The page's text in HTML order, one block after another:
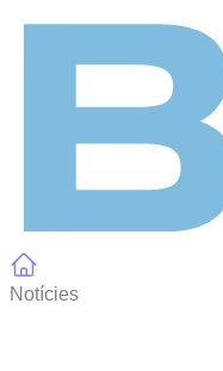
Notícies